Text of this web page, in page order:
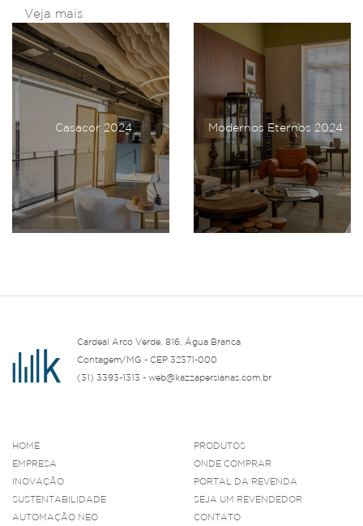
Veja mais
Casacor 2024 Modernos Eternos 2024
Cardeal Arco Verde, 816, Água Branca
Contagem/MG - CEP 32371-000
(31) 3393-1313 - web@kazzapersianas.com.br
HOME
EMPRESA
INOVAÇÃO
SUSTENTABILIDADE
AUTOMAÇÃO NEO
PRODUTOS
ONDE COMPRAR
PORTAL DA REVENDA
SEJA UM REVENDEDOR
CONTATO